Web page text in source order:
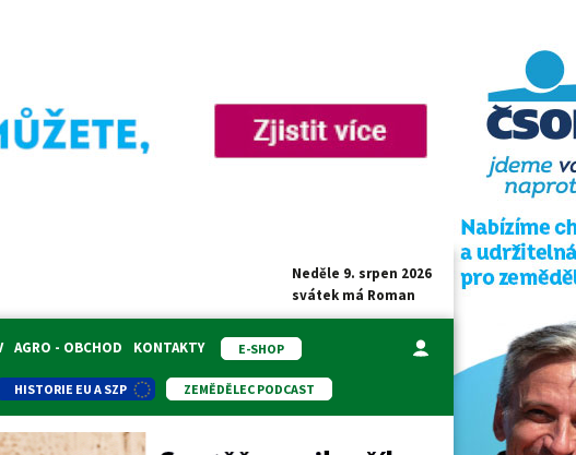
Neděle 9. srpen 2026
svátek má Roman
AGRO - OBCHOD KONTAKTY E-SHOP
HISTORIE EU A SZP ZEMĚDĚLEC PODCAST